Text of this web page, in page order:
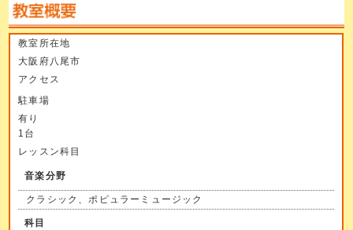
教室所在地
大阪府八尾市
アクセス
駐車場
有り
1台
レッスン科目
音楽分野
クラシック、ポピュラーミュージック
科目